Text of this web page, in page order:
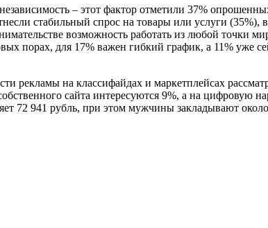
– этот фактор отметили 37%
стабильный спрос на товары или услуги (35%),
возможность работать из любой точки
порах, для 17% важен гибкий график, а 11% уже
рекламы на классифайдах и маркетплейсах
сайта интересуются 9%, а на цифровую
72 941 рубль, при этом мужчины закладывают